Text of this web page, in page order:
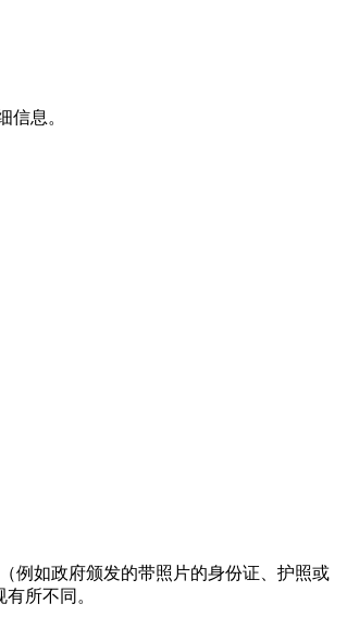
信息。
例如政府颁发的带照片的身份证、护照或
所不同。